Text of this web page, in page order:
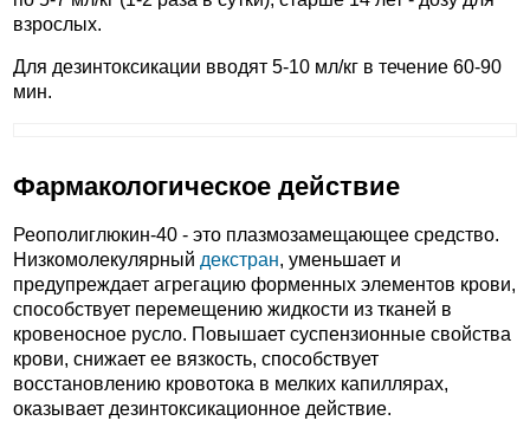
взрослых.
Для дезинтоксикации вводят 5-10 мл/кг в течение 60-90
мин.
Фармакологическое действие
Реополиглюкин-40 - это плазмозамещающее средство.
Низкомолекулярный декстран, уменьшает и
предупреждает агрегацию форменных элементов крови,
способствует перемещению жидкости из тканей в
кровеносное русло. Повышает суспензионные свойства
крови, снижает ее вязкость, способствует
восстановлению кровотока в мелких капиллярах,
оказывает дезинтоксикационное действие.